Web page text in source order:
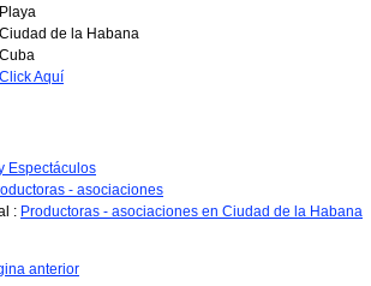
Playa
Ciudad de la Habana
Cuba
Click Aquí
Espectáculos
- asociaciones
: Productoras - asociaciones en Ciudad de la Habana
anterior